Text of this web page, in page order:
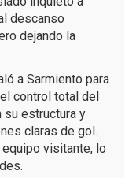
descanso
dejando la
a Sarmiento para
control total del
su estructura y
claras de gol.
visitante, lo